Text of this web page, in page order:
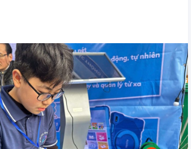
hành cùng English Fair 2025:
pháp lớp học thông minh và
tại Thái Nguyên
và22/2/2025, tại Hội trại English Fair 2025 do
Thái Nguyên tổ chức, Nexta đã có cơ hội giới
học thông minh & Thư viện số đến đại diện